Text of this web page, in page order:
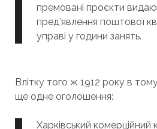
премовані проєкти
пред’явлення поштової
управі у години занять.
Влітку того ж 1912 року в
ще одне оголошення:
Харківський